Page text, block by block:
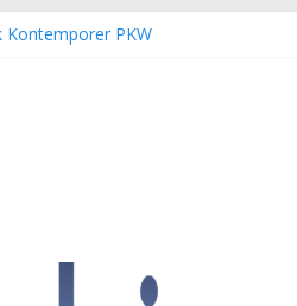
Kontemporer PKW